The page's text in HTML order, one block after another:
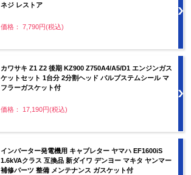
ネジ レストア
価格： 7,790円(税込)
カワサキ Z1 Z2 後期 KZ900 Z750A4/A5/D1 エンジンガス
ケットセット 1台分 2分割ヘッド バルブステムシール マ
フラーガスケット付
価格： 17,190円(税込)
インバーター発電機用 キャブレター ヤマハ EF1600iS
1.6kVAクラス 互換品 新ダイワ デンヨー マキタ ヤンマー
補修パーツ 整備 メンテナンス ガスケット付